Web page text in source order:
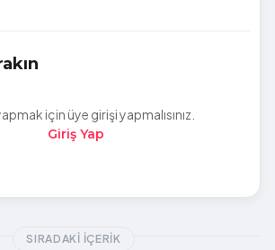
için üye girişi yapmalısınız.
Giriş Yap
SIRADAKI İÇERIK